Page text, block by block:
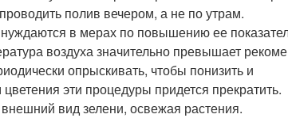
полив вечером, а не по утрам.
в мерах по повышению ее
воздуха значительно превышает
опрыскивать, чтобы понизить и
эти процедуры придется прекратить.
вид зелени, освежая растения.